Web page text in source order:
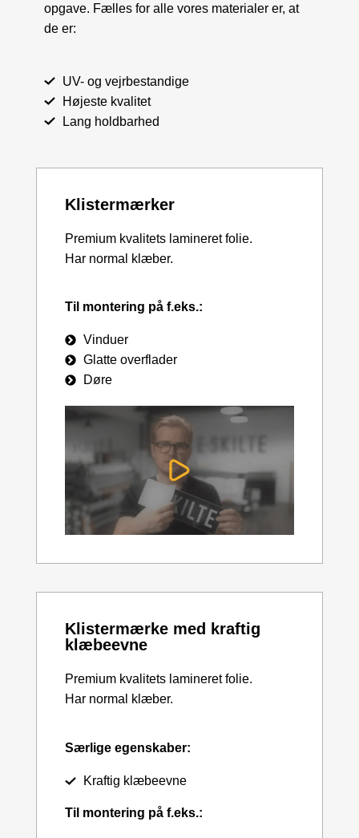
opgave. Fælles for alle vores materialer er, at
de er:
UV- og vejrbestandige
Højeste kvalitet
Lang holdbarhed
Klistermærker
Premium kvalitets lamineret folie.
Har normal klæber.
Til montering på f.eks.:
Vinduer
Glatte overflader
Døre
Klistermærke med kraftig
klæbeevne
Premium kvalitets lamineret folie.
Har normal klæber.
Særlige egenskaber:
Kraftig klæbeevne
Til montering på f.eks.: